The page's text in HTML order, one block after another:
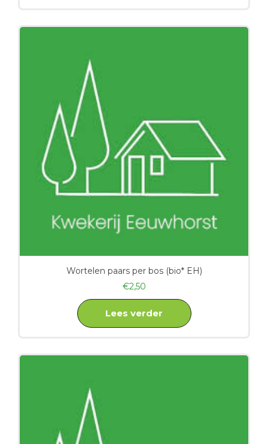
Wortelen paars per bos (bio* EH)
€2,50
Lees verder